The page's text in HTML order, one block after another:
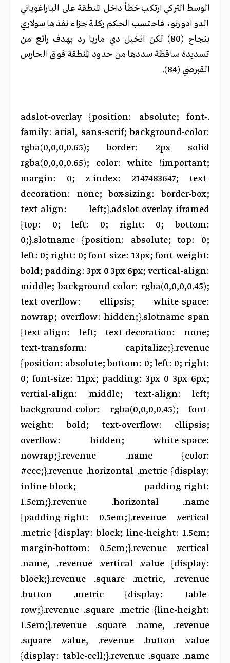
الوسط التركي ارتكب خطأ داخل المنطقة على الباراغوياني
الدو ادورنو، فاحتسب الحكم ركلة جزاء نفذها سولاري
بنجاح (80) لكن انخيل دي ماريا رد بهدف رائع من
تسديدة ساقطة سددها من حدود المنطقة فوق الحارس
القبرصي (84).
.adslot-overlay {position: absolute; font-
family: arial, sans-serif; background-color:
rgba(0,0,0,0.65); border: 2px solid
rgba(0,0,0,0.65); color: white !important;
margin: 0; z-index: 2147483647; text-
decoration: none; box-sizing: border-box;
text-align: left;}.adslot-overlay-iframed
{top: 0; left: 0; right: 0; bottom:
0;}.slotname {position: absolute; top: 0;
left: 0; right: 0; font-size: 13px; font-weight:
bold; padding: 3px 0 3px 6px; vertical-align:
middle; background-color: rgba(0,0,0,0.45);
text-overflow: ellipsis; white-space:
nowrap; overflow: hidden;}.slotname span
{text-align: left; text-decoration: none;
text-transform: capitalize;}.revenue
{position: absolute; bottom: 0; left: 0; right:
0; font-size: 11px; padding: 3px 0 3px 6px;
vertial-align: middle; text-align: left;
background-color: rgba(0,0,0,0.45); font-
weight: bold; text-overflow: ellipsis;
overflow: hidden; white-space:
nowrap;}.revenue .name {color:
#ccc;}.revenue .horizontal .metric {display:
inline-block; padding-right:
1.5em;}.revenue .horizontal .name
{padding-right: 0.5em;}.revenue .vertical
.metric {display: block; line-height: 1.5em;
margin-bottom: 0.5em;}.revenue .vertical
.name, .revenue .vertical .value {display:
block;}.revenue .square .metric, .revenue
.button .metric {display: table-
row;}.revenue .square .metric {line-height:
1.5em;}.revenue .square .name, .revenue
.square .value, .revenue .button .value
{display: table-cell;}.revenue .square .name